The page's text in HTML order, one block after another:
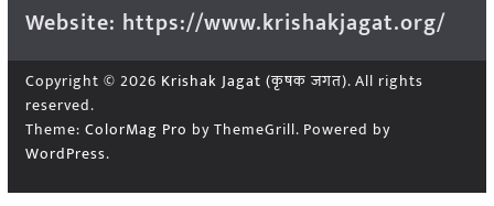
Website: https://www.krishakjagat.org/
Copyright © 2026 Krishak Jagat (कृषक जगत). All rights
reserved.
Theme: ColorMag Pro by ThemeGrill. Powered by
WordPress.